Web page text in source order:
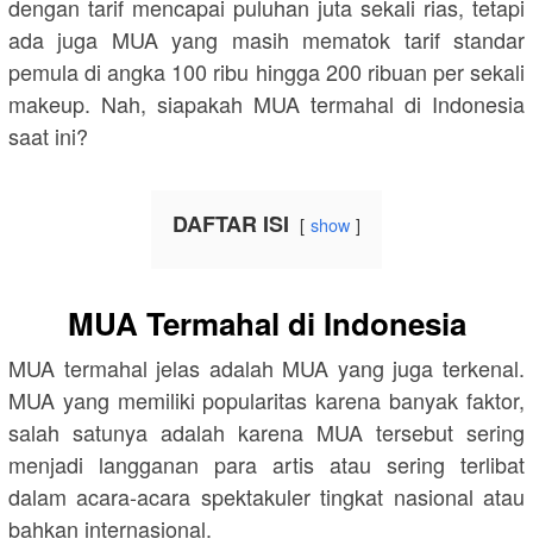
dengan tarif mencapai puluhan juta sekali rias, tetapi
ada juga MUA yang masih mematok tarif standar
pemula di angka 100 ribu hingga 200 ribuan per sekali
makeup. Nah, siapakah MUA termahal di Indonesia
saat ini?
DAFTAR ISI show
MUA Termahal di Indonesia
MUA termahal jelas adalah MUA yang juga terkenal.
MUA yang memiliki popularitas karena banyak faktor,
salah satunya adalah karena MUA tersebut sering
menjadi langganan para artis atau sering terlibat
dalam acara-acara spektakuler tingkat nasional atau
bahkan internasional.